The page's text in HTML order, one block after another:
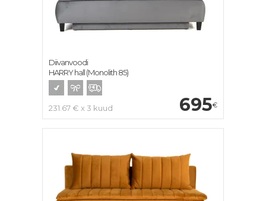
695€
231.67 € x 3 kuud
Diivanvoodi
HARRY hall (Monolith 85)